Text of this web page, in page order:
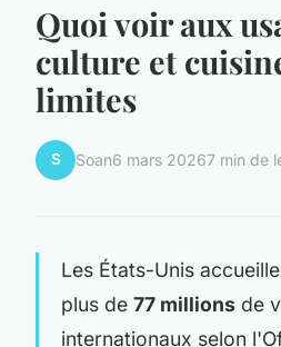
Quoi voir aux
culture et
limites
S Soan6 mars 20267 min de
Les États-Unis
plus de 77 millions de
internationaux selon